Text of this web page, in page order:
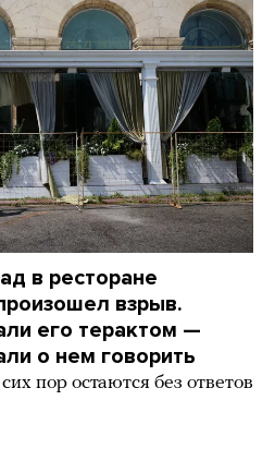
в ресторане
взрыв.
его терактом —
о нем говорить
пор остаются без ответов